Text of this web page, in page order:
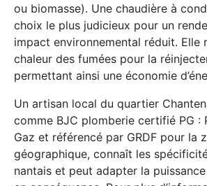
ou biomasse). Une chaudière à
choix le plus judicieux pour un
impact environnemental réduit. Elle
chaleur des fumées pour la
permettant ainsi une économie
Un artisan local du quartier
comme BJC plomberie certifié PG :
Gaz et référencé par GRDF pour la
géographique, connaît les
nantais et peut adapter la